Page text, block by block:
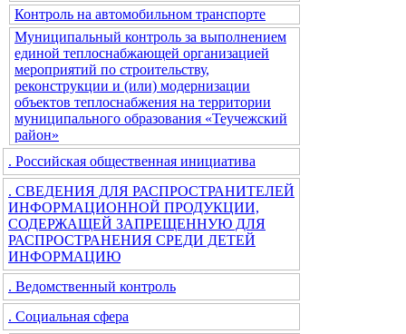
Контроль на автомобильном транспорте
Муниципальный контроль за выполнением
единой теплоснабжающей организацией
мероприятий по строительству,
реконструкции и (или) модернизации
объектов теплоснабжения на территории
муниципального образования «Теучежский
район»
. Российская общественная инициатива
. СВЕДЕНИЯ ДЛЯ РАСПРОСТРАНИТЕЛЕЙ
ИНФОРМАЦИОННОЙ ПРОДУКЦИИ,
СОДЕРЖАЩЕЙ ЗАПРЕЩЕННУЮ ДЛЯ
РАСПРОСТРАНЕНИЯ СРЕДИ ДЕТЕЙ
ИНФОРМАЦИЮ
. Ведомственный контроль
. Социальная сфера